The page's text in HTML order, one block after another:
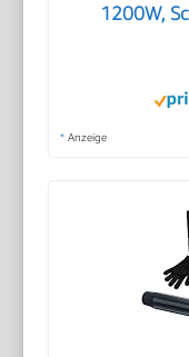
1200W,
* Anzeige